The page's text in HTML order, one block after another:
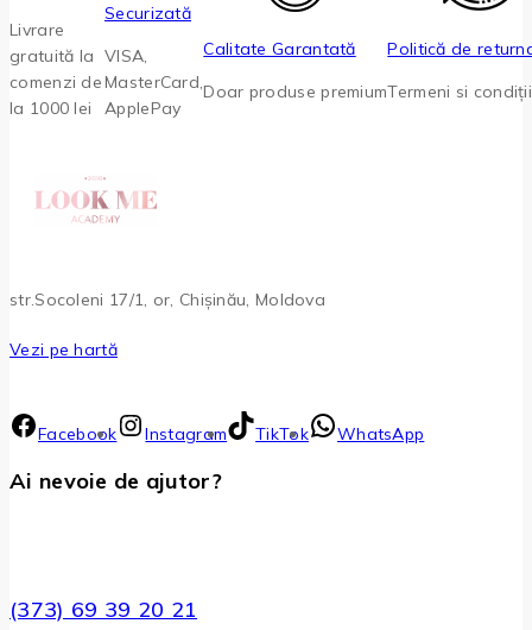
Livrare
gratuită la
comenzi de
la 1000 lei
Securizată
VISA,
MasterCard,
ApplePay
Calitate Garantată
Doar produse premium
Politică de
Termeni si condiții
str.Socoleni 17/1, or, Chișinău, Moldova
Vezi pe hartă
Facebook Instagram TikTok WhatsApp
Ai nevoie de ajutor?
(373) 69 39 20 21